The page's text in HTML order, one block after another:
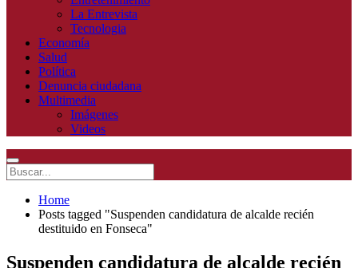
La Entrevista
Tecnologia
Economía
Salud
Política
Denuncia ciudadana
Multimedia
Imágenes
Videos
Home
Posts tagged "Suspenden candidatura de alcalde recién
destituido en Fonseca"
Suspenden candidatura de alcalde recién